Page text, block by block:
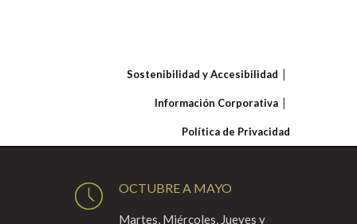
Sostenibilidad y Accesibilidad
Información Corporativa
Política de Privacidad
OCTUBRE A MAYO
Martes, Miércoles, Jueves y